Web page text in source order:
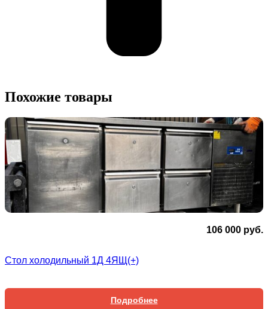
Похожие товары
106 000 руб.
Стол холодильный 1Д 4ЯЩ(+)
Подробнее